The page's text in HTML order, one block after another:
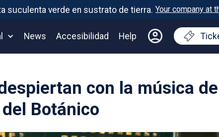
Your company at
News Accesibilidad Help
con la música
Botánico